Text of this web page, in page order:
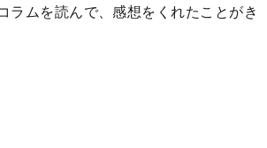
ラムを読んで、感想をくれたことがき